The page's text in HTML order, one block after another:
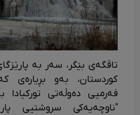
تاڤگەی بێگر، سەر بە
کوردستان، بەو بڕیارەی
فەرمیی دەوڵەتی تورکیادا
"ناوچەیەکی سروشتیی